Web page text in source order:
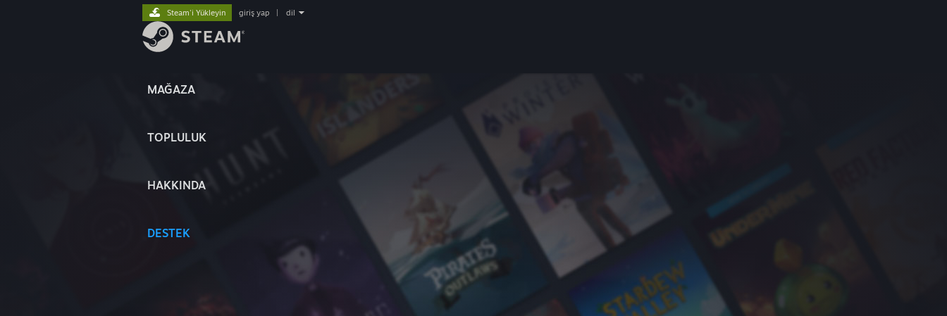
MAĞAZA
TOPLULUK
HAKKINDA
DESTEK
Steam'i Yükleyin giriş yap dil